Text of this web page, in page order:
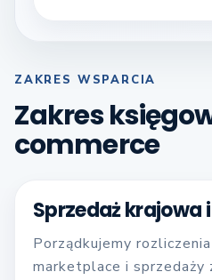
ZAKRES WSPARCIA
Zakres
commerce
Sprzedaż krajowa
Porządkujemy
marketplace i sprzedaży